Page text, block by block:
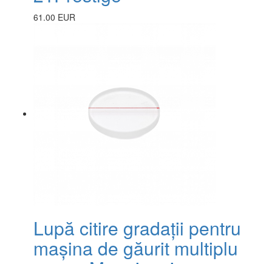
61.00 EUR
Lupă citire gradații pentru
mașina de găurit multiplu